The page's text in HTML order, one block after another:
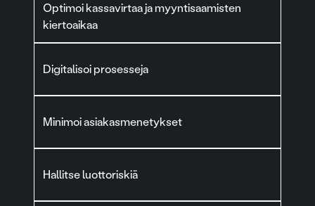
Optimoi kassavirtaa ja myyntisaamisten
kiertoaikaa
Digitalisoi prosesseja
Minimoi asiakasmenetykset
Hallitse luottoriskiä